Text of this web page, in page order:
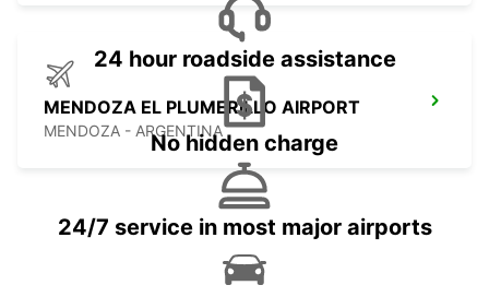
MENDOZA EL PLUMERILLO AIRPORT
MENDOZA - ARGENTINA
24 hour roadside assistance
No hidden charge
24/7 service in most major airports